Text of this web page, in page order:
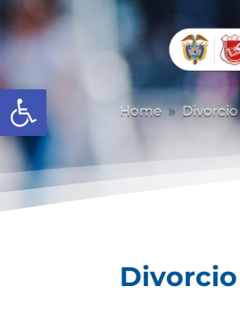
Abrir barra de herramientas
Home 9 Divorcio
Divorcio